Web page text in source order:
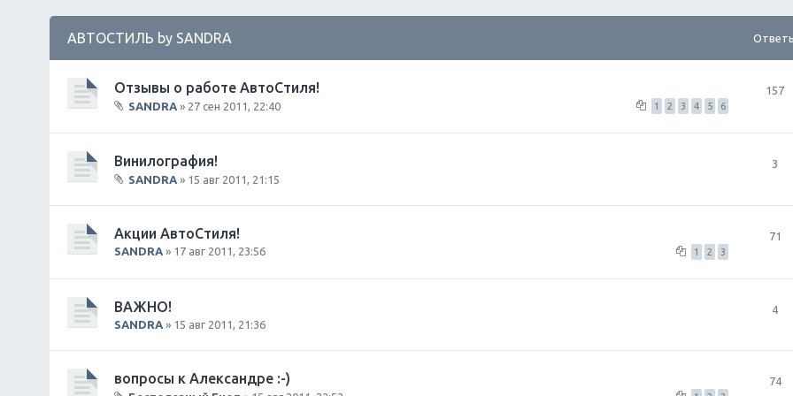
АВТОСТИЛЬ by SANDRA
Отзывы о работе АвтоСтиля!
1 2 3 4 5 6
о
ж
е
я
SANDRA » 27 сен 2011, 22:40
157
Винилография!
о
е
я
SANDRA » 15 авг 2011, 21:15
3
Акции АвтоСтиля!
1 2 3
SANDRA » 17 авг 2011, 23:56
71
ВАЖНО!
SANDRA » 15 авг 2011, 21:36
4
вопросы к Александре :-) 74